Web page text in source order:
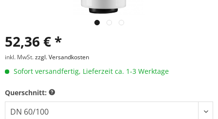
52,36 € *
inkl. MwSt.zzgl. Versandkosten
Sofort versandfertig, Lieferzeit ca. 1-3 Werktage
Querschnitt: